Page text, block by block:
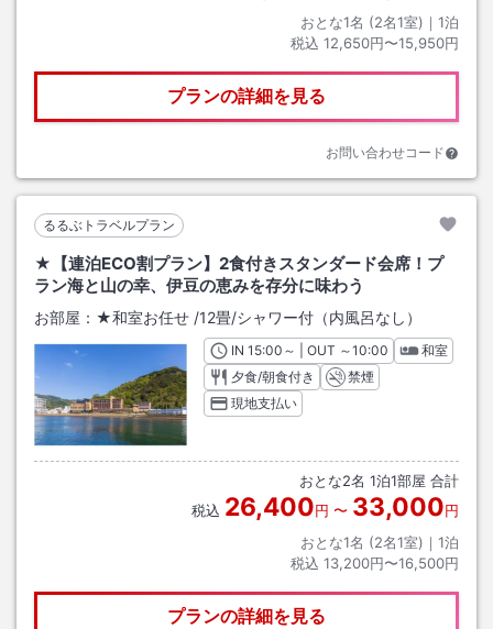
おとな1名 (2名1室)｜ 1泊
税込 12,650円〜15,950円
プランの詳細を見る
お問い合わせコード
るるぶトラベルプラン
★【連泊ECO割プラン】2食付きスタンダード会席！プ
ラン海と山の幸、伊豆の恵みを存分に味わう
お部屋： ★和室お任せ /12畳/シャワー付（内風呂なし）
INチェックイン
15:00 ～ | OUT チェックアウト
～10:00
和室
夕食/朝食付き
禁煙
現地支払い
おとな2名 1泊1部屋 合計
税込 26,400円 〜 33,000円
おとな1名 (2名1室)｜ 1泊
税込 13,200円〜16,500円
プランの詳細を見る